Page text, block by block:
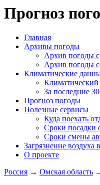
Прогноз
Главная
Архивы погоды
Архив погоды c
Архив погоды c
Климатические
Климатический
За последние
Прогноз погоды
Полезные сервисы
Куда поехать
Сроки посадки
Сроки смены
Загрязнение воздуха
О проекте
Россия → Омская область